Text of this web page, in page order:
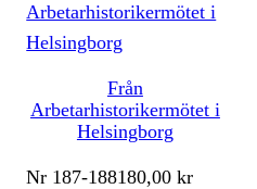
Från
Arbetarhistorikermötet i
Helsingborg
Nr 187-188180,00kr